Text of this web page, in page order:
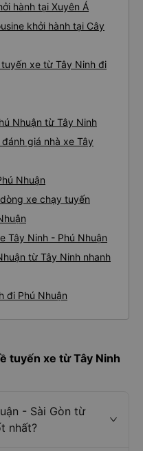
hành tại Xuyên Á
khởi hành tại Cây
xe từ Tây Ninh đi
Nhuận từ Tây Ninh
giá nhà xe Tây
Nhuận
xe chạy tuyến
Tây Ninh - Phú Nhuận
từ Tây Ninh nhanh
đi Phú Nhuận
tuyến xe từ Tây Ninh
- Sài Gòn từ
nhất?